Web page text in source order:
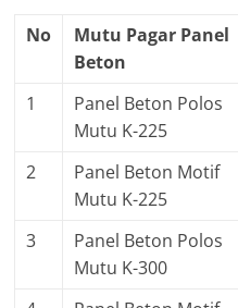
No
Mutu Pagar Panel
Beton
1
Panel Beton Polos
Mutu K-225
2
Panel Beton Motif
Mutu K-225
3
Panel Beton Polos
Mutu K-300